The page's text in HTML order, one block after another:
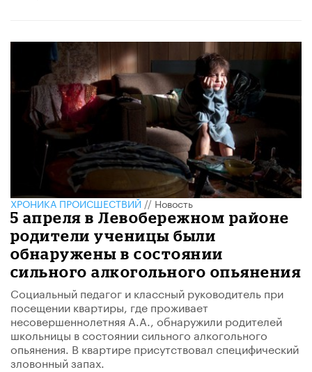
ХРОНИКА ПРОИСШЕСТВИЙ//Новость
5 апреля в Левобережном районе
родители ученицы были
обнаружены в состоянии
сильного алкогольного опьянения
Социальный педагог и классный руководитель при
посещении квартиры, где проживает
несовершеннолетняя А.А., обнаружили родителей
школьницы в состоянии сильного алкогольного
опьянения. В квартире присутствовал специфический
зловонный запах.